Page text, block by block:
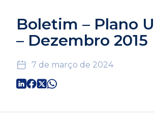
Boletim – Plano
– Dezembro 2015
7 de março de 2024